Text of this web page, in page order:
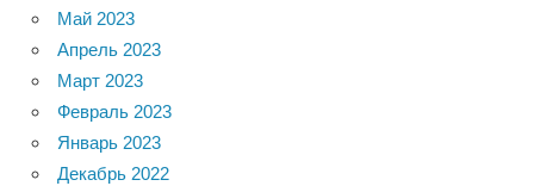
Май 2023
Апрель 2023
Март 2023
Февраль 2023
Январь 2023
Декабрь 2022